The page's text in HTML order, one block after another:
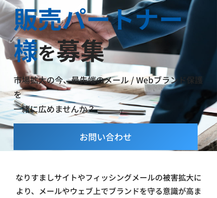
販売パートナー
様を募集
市場拡大の今、最先端のメール / Webブランド保護
を
一緒に広めませんか？
お問い合わせ
なりすましサイトやフィッシングメールの被害拡大に
より、メールやウェブ上でブランドを守る意識が高ま